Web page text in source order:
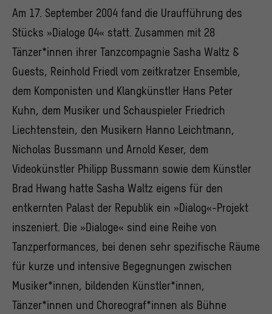
Am 17. September 2004 fand die Uraufführung des
Stücks »Dialoge 04« statt. Zusammen mit 28
Tänzer*innen ihrer Tanzcompagnie Sasha Waltz &
Guests, Reinhold Friedl vom zeitkratzer Ensemble,
dem Komponisten und Klangkünstler Hans Peter
Kuhn, dem Musiker und Schauspieler Friedrich
Liechtenstein, den Musikern Hanno Leichtmann,
Nicholas Bussmann und Arnold Keser, dem
Videokünstler Philipp Bussmann sowie dem Künstler
Brad Hwang hatte Sasha Waltz eigens für den
entkernten Palast der Republik ein »Dialog«-Projekt
inszeniert. Die »Dialoge« sind eine Reihe von
Tanzperformances, bei denen sehr spezifische Räume
für kurze und intensive Begegnungen zwischen
Musiker*innen, bildenden Künstler*innen,
Tänzer*innen und Choreograf*innen als Bühne